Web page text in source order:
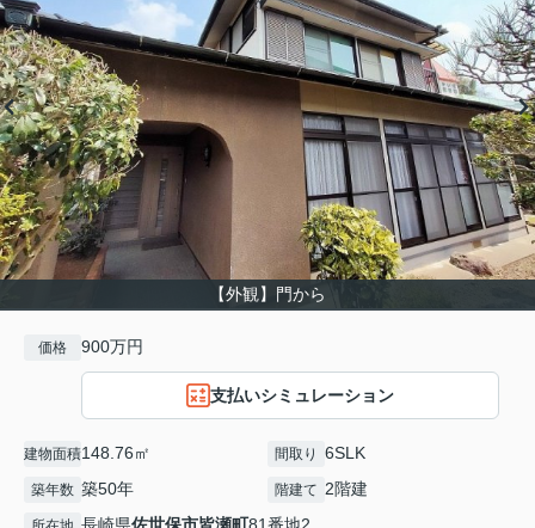
【外観】門から
価格 900万円
支払いシミュレーション
建物面積148.76㎡ 間取り 6SLK
築年数 築50年 階建て 2階建